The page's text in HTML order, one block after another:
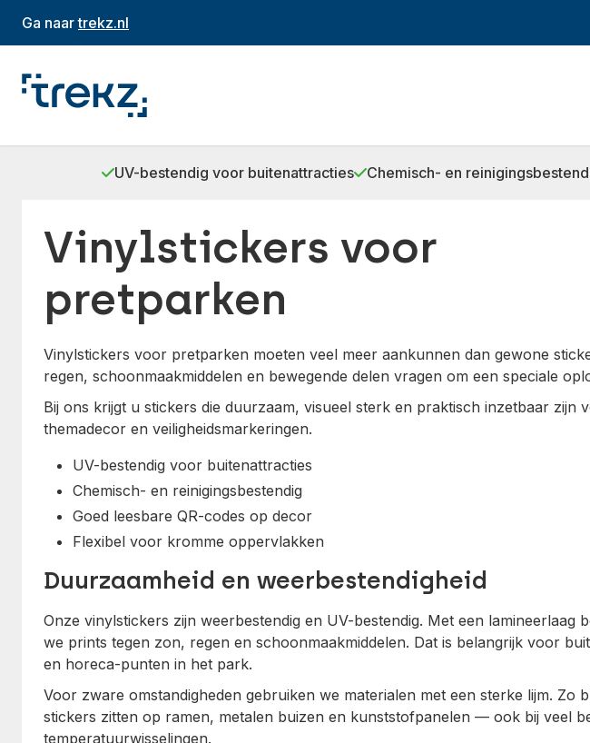
Ga naartrekz.nl
UV-bestendig voor buitenattracties Chemisch- en
Vinylstickers voor
pretparken
Vinylstickers voor pretparken moeten veel meer aankunnen dan gewone
regen, schoonmaakmiddelen en bewegende delen vragen om een speciale
Bij ons krijgt u stickers die duurzaam, visueel sterk en praktisch inzetbaar zijn
themadecor en veiligheidsmarkeringen.
UV-bestendig voor buitenattracties
Chemisch- en reinigingsbestendig
Goed leesbare QR-codes op decor
Flexibel voor kromme oppervlakken
Duurzaamheid en weerbestendigheid
Onze vinylstickers zijn weerbestendig en UV-bestendig. Met een lamineerlaag
we prints tegen zon, regen en schoonmaakmiddelen. Dat is belangrijk voor
en horeca-punten in het park.
Voor zware omstandigheden gebruiken we materialen met een sterke lijm. Zo
stickers zitten op ramen, metalen buizen en kunststofpanelen — ook bij veel
temperatuurwisselingen.